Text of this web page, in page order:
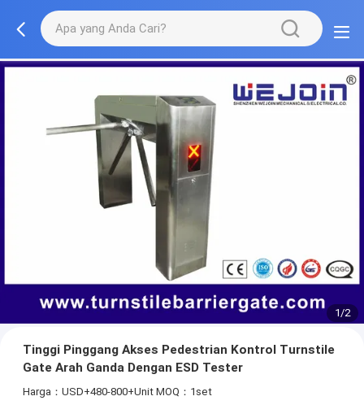
1/2
Tinggi Pinggang Akses Pedestrian Kontrol Turnstile
Gate Arah Ganda Dengan ESD Tester
Harga：USD+480-800+Unit MOQ：1set